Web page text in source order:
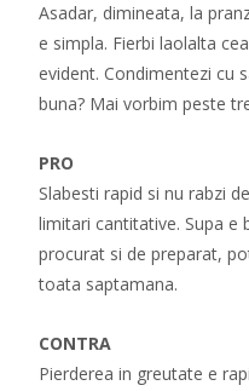
Asadar, dimineata, la
e simpla. Fierbi laolalta
evident. Condimentezi cu
buna? Mai vorbim peste
PRO
Slabesti rapid si nu rabzi
limitari cantitative. Supa e
procurat si de preparat,
toata saptamana.
CONTRA
Pierderea in greutate e